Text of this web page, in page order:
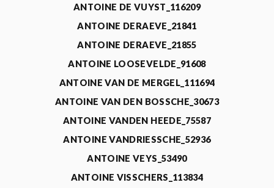
ANTOINE DE VUYST_116209
ANTOINE DERAEVE_21841
ANTOINE DERAEVE_21855
ANTOINE LOOSEVELDE_91608
ANTOINE VAN DE MERGEL_111694
ANTOINE VAN DEN BOSSCHE_30673
ANTOINE VANDEN HEEDE_75587
ANTOINE VANDRIESSCHE_52936
ANTOINE VEYS_53490
ANTOINE VISSCHERS_113834